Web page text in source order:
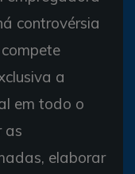
controvérsia
a
em todo o
as
elaborar